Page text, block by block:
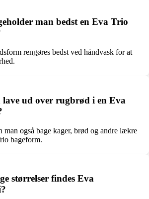
man bedst en Eva Trio
rengøres bedst ved håndvask for at
ud over rugbrød i en Eva
man også bage kager, brød og andre lækre
bageform.
størrelser findes Eva